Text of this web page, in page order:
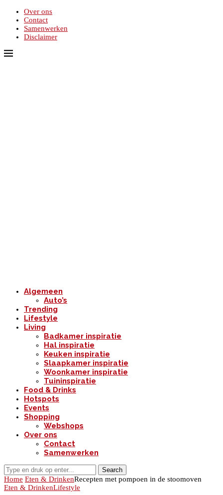
Over ons
Contact
Samenwerken
Disclaimer
Algemeen
Auto’s
Trending
Lifestyle
Living
Badkamer inspiratie
Hal inspiratie
Keuken inspiratie
Slaapkamer inspiratie
Woonkamer inspiratie
Tuininspiratie
Food & Drinks
Hotspots
Events
Shopping
Webshops
Over ons
Contact
Samenwerken
Search
Home Eten & DrinkenRecepten met pompoen in de stoomoven
Eten & DrinkenLifestyle